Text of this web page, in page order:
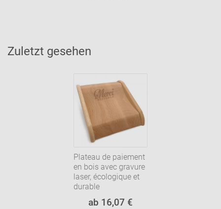
Zuletzt gesehen
Plateau de paiement
en bois avec gravure
laser, écologique et
durable
ab 16,07 €